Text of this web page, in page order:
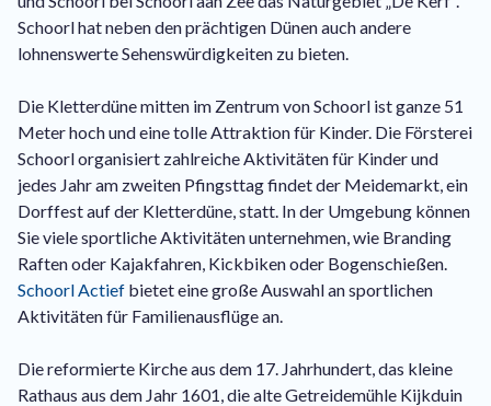
Schoorl hat neben den prächtigen Dünen auch andere
lohnenswerte Sehenswürdigkeiten zu bieten.
Die Kletterdüne mitten im Zentrum von Schoorl ist ganze 51
Meter hoch und eine tolle Attraktion für Kinder. Die Försterei
Schoorl organisiert zahlreiche Aktivitäten für Kinder und
jedes Jahr am zweiten Pfingsttag findet der Meidemarkt, ein
Dorffest auf der Kletterdüne, statt. In der Umgebung können
Sie viele sportliche Aktivitäten unternehmen, wie Branding
Raften oder Kajakfahren, Kickbiken oder Bogenschießen.
Schoorl Actief bietet eine große Auswahl an sportlichen
Aktivitäten für Familienausflüge an.
Die reformierte Kirche aus dem 17. Jahrhundert, das kleine
Rathaus aus dem Jahr 1601, die alte Getreidemühle Kijkduin